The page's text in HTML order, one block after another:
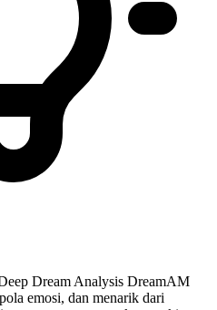
Dream Analysis DreamAM
emosi, dan menarik dari